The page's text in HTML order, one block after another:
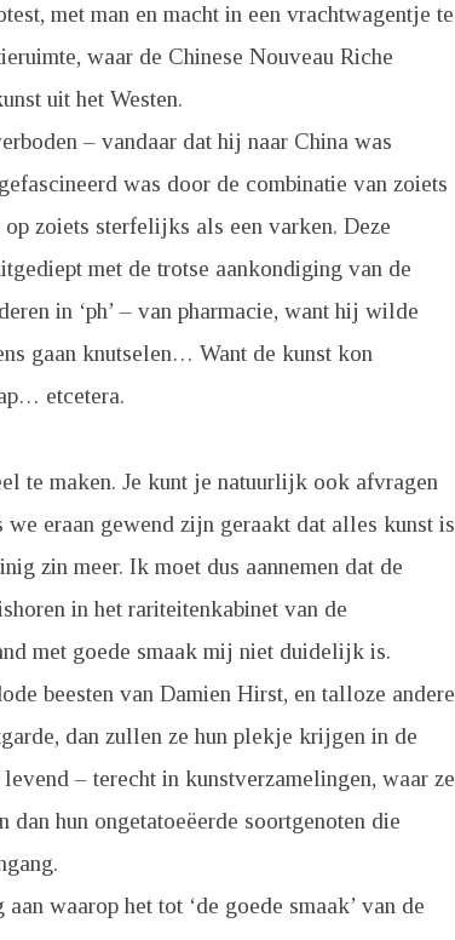
met man en macht in een vrachtwagentje te
waar de Chinese Nouveau Riche
uit het Westen.
– vandaar dat hij naar China was
was door de combinatie van zoiets
zoiets sterfelijks als een varken. Deze
met de trotse aankondiging van de
in ‘ph’ – van pharmacie, want hij wilde
gaan knutselen… Want de kunst kon
etcetera.
te maken. Je kunt je natuurlijk ook afvragen
we eraan gewend zijn geraakt dat alles kunst is
zin meer. Ik moet dus aannemen dat de
in het rariteitenkabinet van de
met goede smaak mij niet duidelijk is.
beesten van Damien Hirst, en talloze andere
dan zullen ze hun plekje krijgen in de
– terecht in kunstverzamelingen, waar ze
hun ongetatoeëerde soortgenoten die
waarop het tot ‘de goede smaak’ van de